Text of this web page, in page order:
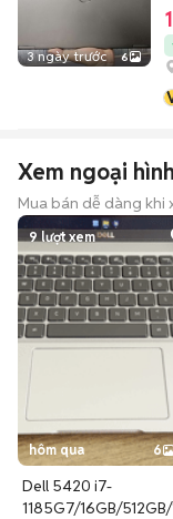
3 ngày trước 6
Xem ngoại
Mua bán dễ dàng khi
9lượt xem
hôm qua 6
Dell 5420 i7-
1185G7/16GB/512GB/